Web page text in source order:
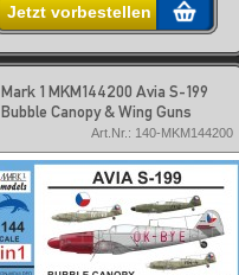
Jetzt vorbestellen
Mark 1 MKM144200 Avia S-199
Bubble Canopy & Wing Guns
Art.Nr.: 140-MKM144200